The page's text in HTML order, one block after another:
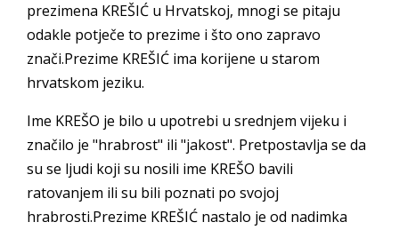
prezimena KREŠIĆ u Hrvatskoj, mnogi se pitaju
odakle potječe to prezime i što ono zapravo
znači.Prezime KREŠIĆ ima korijene u starom
hrvatskom jeziku.
Ime KREŠO je bilo u upotrebi u srednjem vijeku i
značilo je "hrabrost" ili "jakost". Pretpostavlja se da
su se ljudi koji su nosili ime KREŠO bavili
ratovanjem ili su bili poznati po svojoj
hrabrosti.Prezime KREŠIĆ nastalo je od nadimka